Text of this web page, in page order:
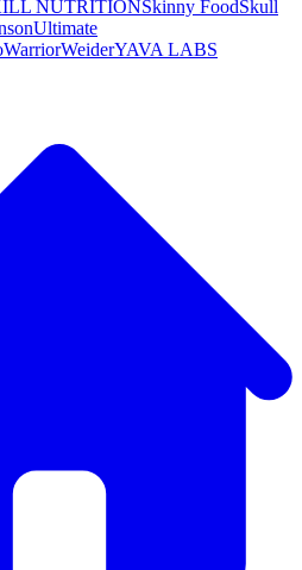
NUTRITIONSkinny FoodSkull
Ultimate
WarriorWeiderYAVA LABS